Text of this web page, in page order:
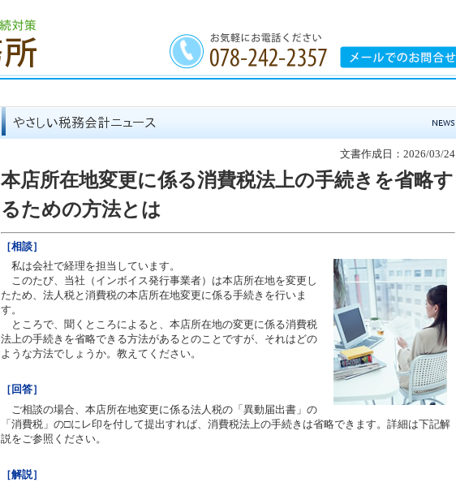
文書作成日：2026/03/24
本店所在地変更に係る消費税法上の手続きを省略す
るための方法とは
［相談］
私は会社で経理を担当しています。
このたび、当社（インボイス発行事業者）は本店所在地を変更し
たため、法人税と消費税の本店所在地変更に係る手続きを行いま
す。
ところで、聞くところによると、本店所在地の変更に係る消費税
法上の手続きを省略できる方法があるとのことですが、それはどの
ような方法でしょうか。教えてください。
［回答］
ご相談の場合、本店所在地変更に係る法人税の「異動届出書」の
「消費税」の□にレ印を付して提出すれば、消費税法上の手続きは省略できます。詳細は下記解
説をご参照ください。
［解説］